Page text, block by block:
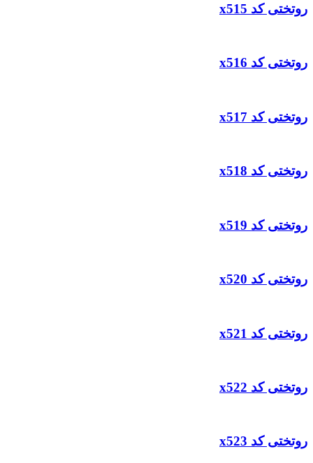
روتختی کد x515
روتختی کد x516
روتختی کد x517
روتختی کد x518
روتختی کد x519
روتختی کد x520
روتختی کد x521
روتختی کد x522
روتختی کد x523